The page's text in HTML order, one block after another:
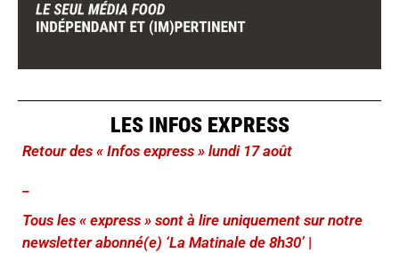
LES INFOS EXPRESS
Retour des « Infos express » lundi 17 août
Tous les « express » sont à lire uniquement sur notre
newsletter abonné(e) ‘La Matinale de 8h30’ |